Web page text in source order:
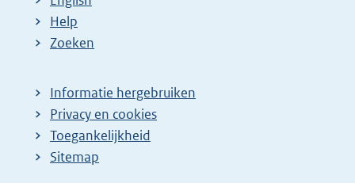
Help
Zoeken
Informatie hergebruiken
Privacy en cookies
Toegankelijkheid
Sitemap